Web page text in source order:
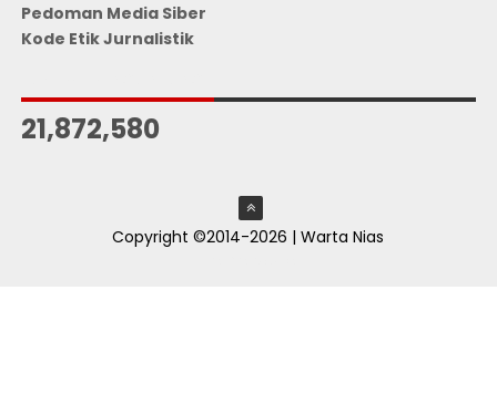
Pedoman Media Siber
Kode Etik Jurnalistik
21,872,580
Copyright ©2014-2026 | Warta Nias